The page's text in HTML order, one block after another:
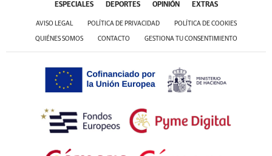
ESPECIALES DEPORTES OPINIÓN EXTRAS
AVISO LEGAL POLÍTICA DE PRIVACIDAD POLÍTICA DE COOKIES
QUIÉNES SOMOS CONTACTO GESTIONA TU CONSENTIMIENTO